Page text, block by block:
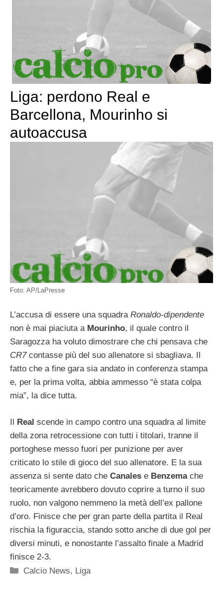
Liga: perdono Real e
Barcellona, Mourinho si
autoaccusa
Foto: AP/LaPresse
L’accusa di essere una squadra Ronaldo-dipendente
non è mai piaciuta a Mourinho, il quale contro il
Saragozza ha voluto dimostrare che chi pensava che
CR7 contasse più del suo allenatore si sbagliava. Il
fatto che a fine gara sia andato in conferenza stampa
e, per la prima volta, abbia ammesso “è stata colpa
mia”, la dice tutta.
Il Real scende in campo contro una squadra al limite
della zona retrocessione con tutti i titolari, tranne il
portoghese messo fuori per punizione per aver
criticato lo stile di gioco del suo allenatore. E la sua
assenza si sente dato che Canales e Benzema che
teoricamente avrebbero dovuto coprire a turno il suo
ruolo, non valgono nemmeno la metà dell’ex pallone
d’oro. Finisce che per gran parte della partita il Real
rischia la figuraccia, stando sotto anche di due gol per
diversi minuti, e nonostante l’assalto finale a Madrid
finisce 2-3.
Categorie
Calcio News, Liga